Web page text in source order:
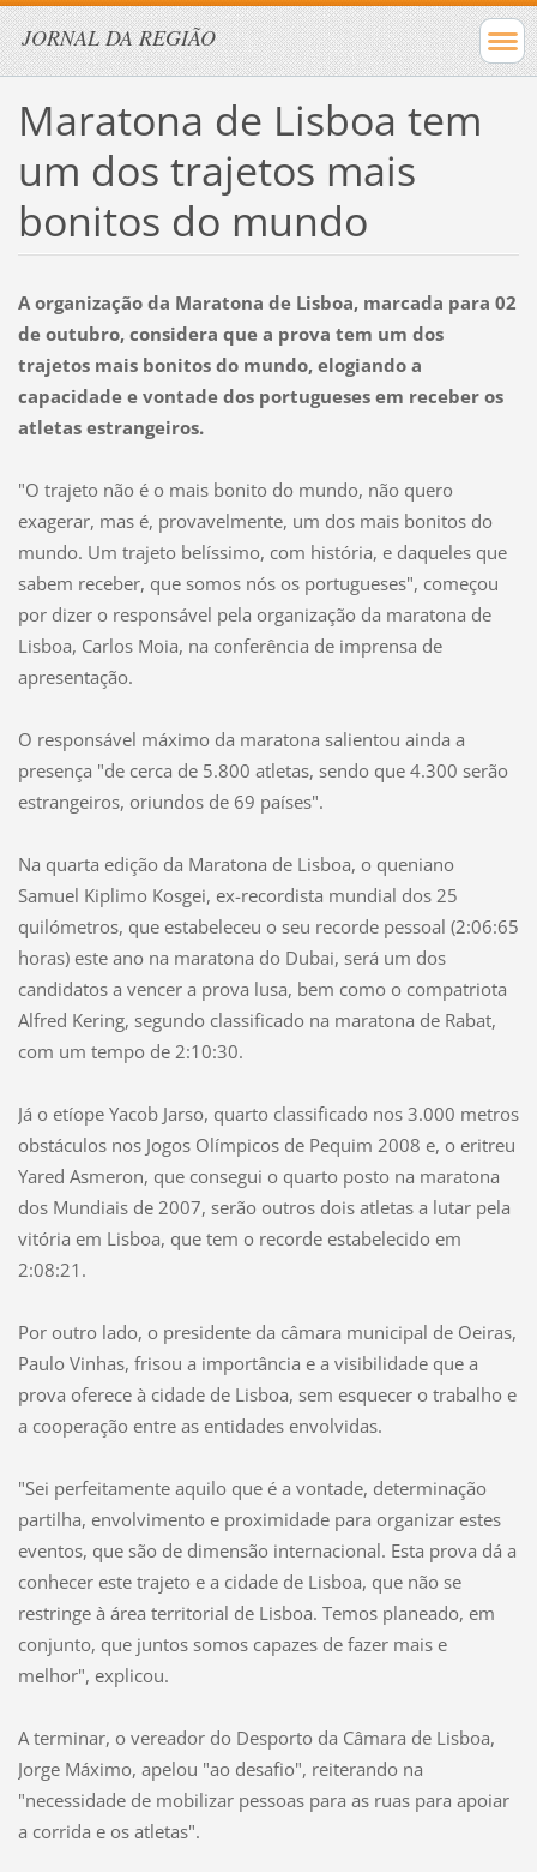
JORNAL DA REGIÃO
Maratona de Lisboa tem
um dos trajetos mais
bonitos do mundo
A organização da Maratona de Lisboa, marcada para 02
de outubro, considera que a prova tem um dos
trajetos mais bonitos do mundo, elogiando a
capacidade e vontade dos portugueses em receber os
atletas estrangeiros.
"O trajeto não é o mais bonito do mundo, não quero
exagerar, mas é, provavelmente, um dos mais bonitos do
mundo. Um trajeto belíssimo, com história, e daqueles que
sabem receber, que somos nós os portugueses", começou
por dizer o responsável pela organização da maratona de
Lisboa, Carlos Moia, na conferência de imprensa de
apresentação.
O responsável máximo da maratona salientou ainda a
presença "de cerca de 5.800 atletas, sendo que 4.300 serão
estrangeiros, oriundos de 69 países".
Na quarta edição da Maratona de Lisboa, o queniano
Samuel Kiplimo Kosgei, ex-recordista mundial dos 25
quilómetros, que estabeleceu o seu recorde pessoal (2:06:65
horas) este ano na maratona do Dubai, será um dos
candidatos a vencer a prova lusa, bem como o compatriota
Alfred Kering, segundo classificado na maratona de Rabat,
com um tempo de 2:10:30.
Já o etíope Yacob Jarso, quarto classificado nos 3.000 metros
obstáculos nos Jogos Olímpicos de Pequim 2008 e, o eritreu
Yared Asmeron, que consegui o quarto posto na maratona
dos Mundiais de 2007, serão outros dois atletas a lutar pela
vitória em Lisboa, que tem o recorde estabelecido em
2:08:21.
Por outro lado, o presidente da câmara municipal de Oeiras,
Paulo Vinhas, frisou a importância e a visibilidade que a
prova oferece à cidade de Lisboa, sem esquecer o trabalho e
a cooperação entre as entidades envolvidas.
"Sei perfeitamente aquilo que é a vontade, determinação
partilha, envolvimento e proximidade para organizar estes
eventos, que são de dimensão internacional. Esta prova dá a
conhecer este trajeto e a cidade de Lisboa, que não se
restringe à área territorial de Lisboa. Temos planeado, em
conjunto, que juntos somos capazes de fazer mais e
melhor", explicou.
A terminar, o vereador do Desporto da Câmara de Lisboa,
Jorge Máximo, apelou "ao desafio", reiterando na
"necessidade de mobilizar pessoas para as ruas para apoiar
a corrida e os atletas".